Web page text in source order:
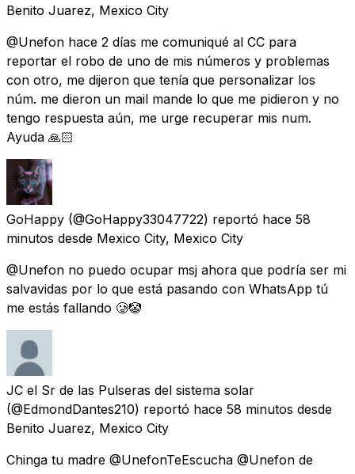
Benito Juarez, Mexico City
@Unefon hace 2 días me comuniqué al CC para
reportar el robo de uno de mis números y problemas
con otro, me dijeron que tenía que personalizar los
núm. me dieron un mail mande lo que me pidieron y no
tengo respuesta aún, me urge recuperar mis num.
Ayuda 🙏🏻
GoHappy (@GoHappy33047722) reportó hace 58
minutos desde Mexico City, Mexico City
@Unefon no puedo ocupar msj ahora que podría ser mi
salvavidas por lo que está pasando con WhatsApp tú
me estás fallando 🥲🤡
JC el Sr de las Pulseras del sistema solar
(@EdmondDantes210) reportó hace 58 minutos desde
Benito Juarez, Mexico City
Chinga tu madre @UnefonTeEscucha @Unefon de